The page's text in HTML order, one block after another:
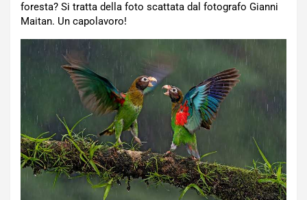
foresta? Si tratta della foto scattata dal fotografo Gianni
Maitan. Un capolavoro!